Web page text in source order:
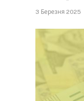
3 Березня 2025